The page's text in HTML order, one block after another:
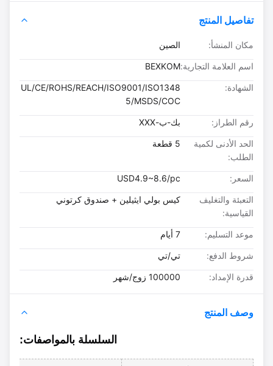
تفاصيل المنتج
مكان المنشأ: الصين
اسم العلامة التجارية:BEXKOM
الشهادة:
UL/CE/ROHS/REACH/ISO9001/ISO1348
5/MSDS/COC
رقم الطراز: بك-ب-XXX
الحد الأدنى لكمية
الطلب:
5 قطعة
السعر: USD4.9~8.6/pc
التعبئة والتغليف
القياسية:
كيس بولي ايثيلين + صندوق كرتوني
موعد التسليم:
شروط الدفع: تي/تي
قدرة الإمداد: 100000 زوج/شهر
وصف المنتج
السلسلة بالمواصفات: